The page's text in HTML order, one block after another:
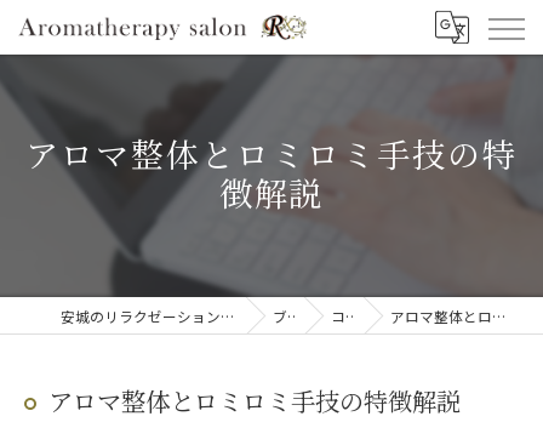
アロマ整体とロミロミ手技の特
徴解説
安城のリラクゼーションならAromatherapy salon R ブログ コラム アロマ整体とロミロミ手技の特徴解説
アロマ整体とロミロミ手技の特徴解説